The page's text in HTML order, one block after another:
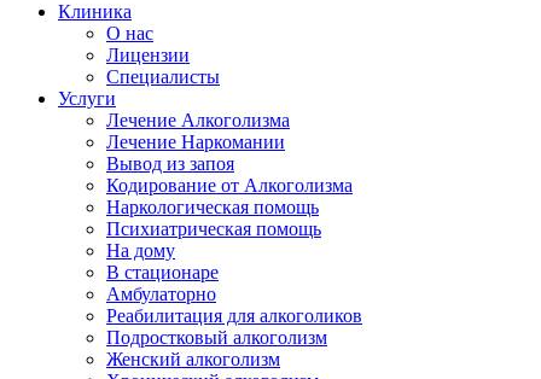
Клиника
О нас
Лицензии
Специалисты
Услуги
Лечение Алкоголизма
Лечение Наркомании
Вывод из запоя
Кодирование от Алкоголизма
Наркологическая помощь
Психиатрическая помощь
На дому
В стационаре
Амбулаторно
Реабилитация для алкоголиков
Подростковый алкоголизм
Женский алкоголизм